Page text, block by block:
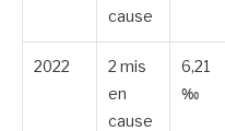
cause
2022
2 mis
en
cause
6,21
‰